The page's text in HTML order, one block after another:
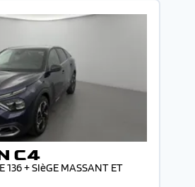
C4
136 + SIèGE MASSANT ET